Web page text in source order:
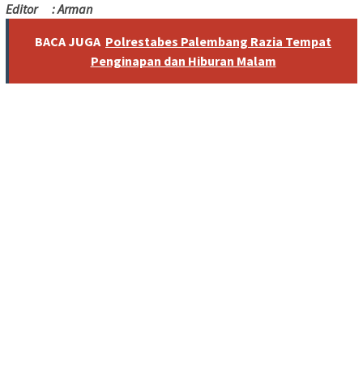
Editor : Arman
BACA JUGA Polrestabes Palembang Razia Tempat
Penginapan dan Hiburan Malam